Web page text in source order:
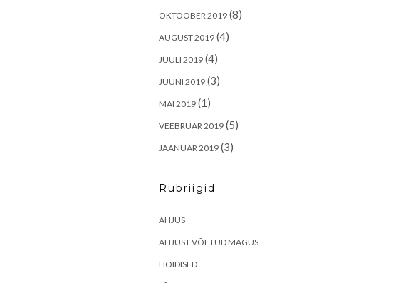
OKTOOBER 2019(8)
AUGUST 2019(4)
JUULI 2019(4)
JUUNI 2019(3)
MAI 2019(1)
VEEBRUAR 2019(5)
JAANUAR 2019(3)
Rubriigid
AHJUS
AHJUST VÕETUD MAGUS
HOIDISED